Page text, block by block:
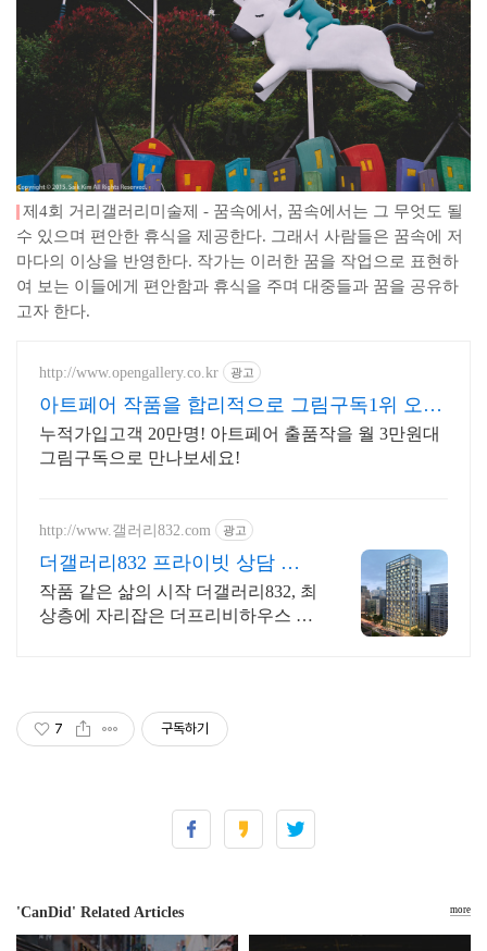
제4회 거리갤러리미술제 - 꿈속에서, 꿈속에서는 그 무엇도 될
수 있으며 편안한 휴식을 제공한다. 그래서 사람들은 꿈속에 저
마다의 이상을 반영한다. 작가는 이러한 꿈을 작업으로 표현하
여 보는 이들에게 편안함과 휴식을 주며 대중들과 꿈을 공유하
고자 한다.
http://www.opengallery.co.kr 광고
아트페어 작품을 합리적으로 그림구독1위 오픈
갤러리에서!
누적가입고객 20만명! 아트페어 출품작을 월 3만원대
그림구독으로 만나보세요!
http://www.갤러리832.com 광고
더갤러리832 프라이빗 상담 투
어 및 상담 예약 진행중!
작품 같은 삶의 시작 더갤러리832, 최
상층에 자리잡은 더프리비하우스 멤
7 구독하기
'CanDid' Related Articles more